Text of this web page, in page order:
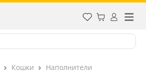
Кошки Наполнители